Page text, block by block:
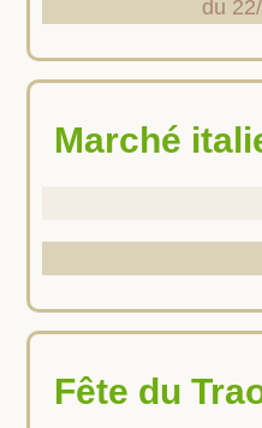
du
Marché
Fête du